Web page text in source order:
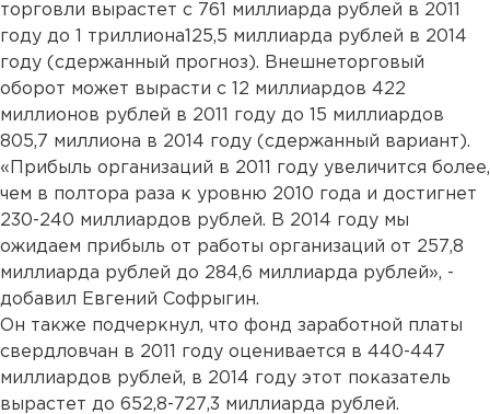
торговли вырастет с 761 миллиарда рублей в 2011
году до 1 триллиона125,5 миллиарда рублей в 2014
году (сдержанный прогноз). Внешнеторговый
оборот может вырасти с 12 миллиардов 422
миллионов рублей в 2011 году до 15 миллиардов
805,7 миллиона в 2014 году (сдержанный вариант).
«Прибыль организаций в 2011 году увеличится более,
чем в полтора раза к уровню 2010 года и достигнет
230-240 миллиардов рублей. В 2014 году мы
ожидаем прибыль от работы организаций от 257,8
миллиарда рублей до 284,6 миллиарда рублей», -
добавил Евгений Софрыгин.
Он также подчеркнул, что фонд заработной платы
свердловчан в 2011 году оценивается в 440-447
миллиардов рублей, в 2014 году этот показатель
вырастет до 652,8-727,3 миллиарда рублей.